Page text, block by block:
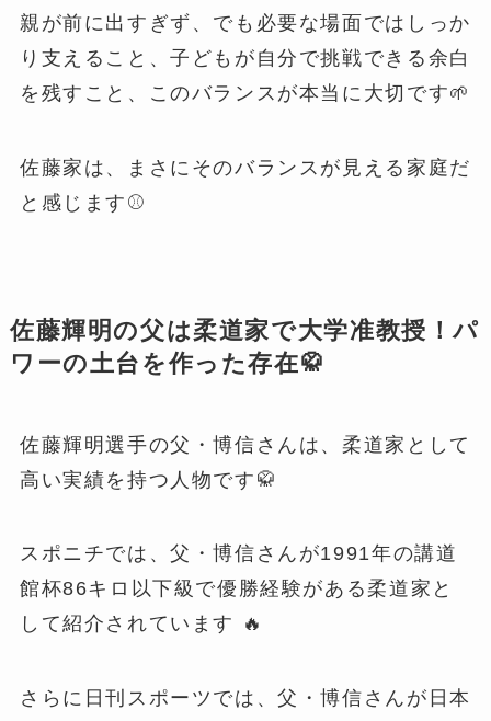
親が前に出すぎず、でも必要な場面ではしっか
り支えること、子どもが自分で挑戦できる余白
を残すこと、このバランスが本当に大切です🌱
佐藤家は、まさにそのバランスが見える家庭だ
と感じます⚾️
佐藤輝明の父は柔道家で大学准教授！パ
ワーの土台を作った存在🥋
佐藤輝明選手の父・博信さんは、柔道家として
高い実績を持つ人物です🥋
スポニチでは、父・博信さんが1991年の講道
館杯86キロ以下級で優勝経験がある柔道家と
して紹介されています 🔥
さらに日刊スポーツでは、父・博信さんが日本